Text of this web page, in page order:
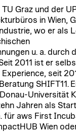
Graz und der
in Wien,
wo er als
u. a. durch
2011 ist er
seit
SHIFT11.
Universität
Jahren als
für aws First
Wien